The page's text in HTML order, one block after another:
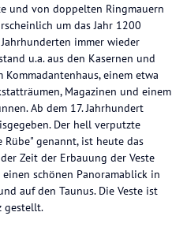
und von doppelten Ringmauern
um das Jahr 1200
immer wieder
u.a. aus den Kasernen und
einem etwa
Magazinen und einem
Ab dem 17. Jahrhundert
Der hell verputzte
Rübe" genannt, ist heute das
Zeit der Erbauung der Veste
schönen Panoramablick in
auf den Taunus. Die Veste ist
gestellt.